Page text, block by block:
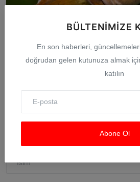
BÜLTENIMIZE
En son haberleri,
doğrudan gelen kutunuza almak
katılın
Abone Ol